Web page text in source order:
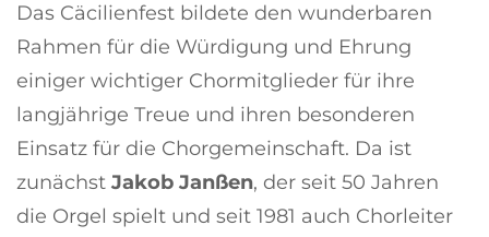
Das Cäcilienfest bildete den wunderbaren
Rahmen für die Würdigung und Ehrung
einiger wichtiger Chormitglieder für ihre
langjährige Treue und ihren besonderen
Einsatz für die Chorgemeinschaft. Da ist
zunächst Jakob Janßen, der seit 50 Jahren
die Orgel spielt und seit 1981 auch Chorleiter